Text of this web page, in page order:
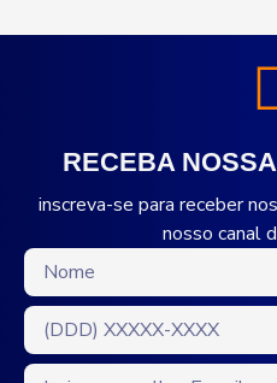
RECEBA
inscreva-se para receber
nosso canal